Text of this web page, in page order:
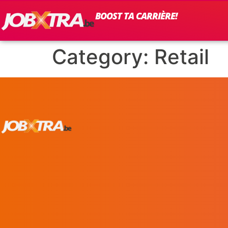
BOOST TA CARRIÈRE!
Category: Retail